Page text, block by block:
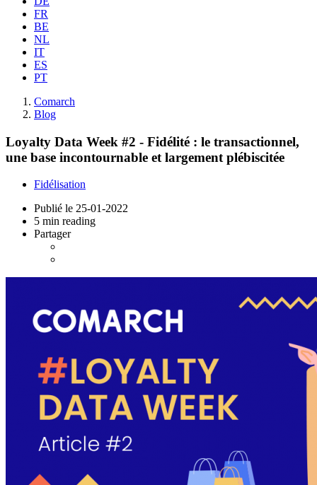
FR
BE
NL
IT
ES
PT
Comarch
Blog
Loyalty Data Week #2 - Fidélité : le transactionnel,
une base incontournable et largement plébiscitée
Fidélisation
Publié le 25-01-2022
5 min reading
Partager